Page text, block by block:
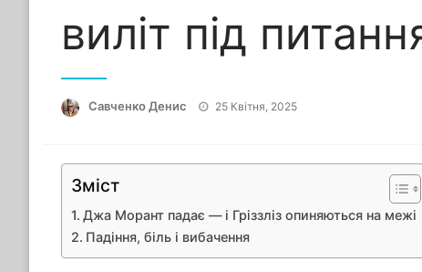
виліт під
Савченко Денис Опубліковано
25 Квітня, 2025
Зміст
Джа Морант падає — і Гріззліз опиняються на межі
Падіння, біль і вибачення